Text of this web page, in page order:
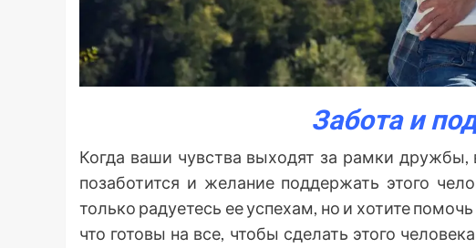
Забота и
Когда ваши чувства выходят за рамки
позаботится и желание поддержать этого
только радуетесь ее успехам, но и хотите
что готовы на все, чтобы сделать этого